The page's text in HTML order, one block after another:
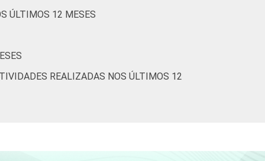
ÚLTIMOS 12 MESES
REALIZADAS NOS ÚLTIMOS 12